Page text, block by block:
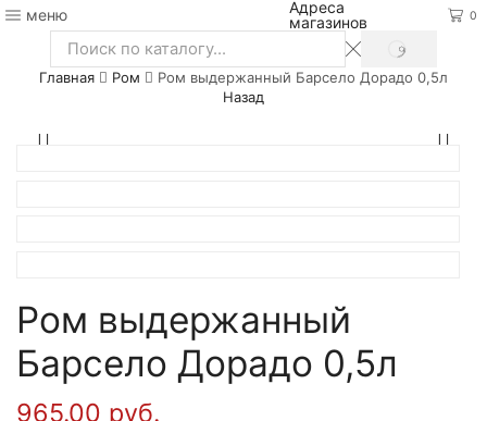
меню
Адреса
магазинов
0
Search
input
SEARCH
Главная Ром
Ром выдержанный Барсело Дорадо 0,5л
Назад
Ром выдержанный
Барсело Дорадо 0,5л
965.00 руб.